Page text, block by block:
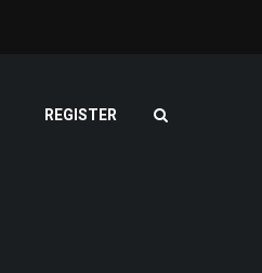
REGISTER